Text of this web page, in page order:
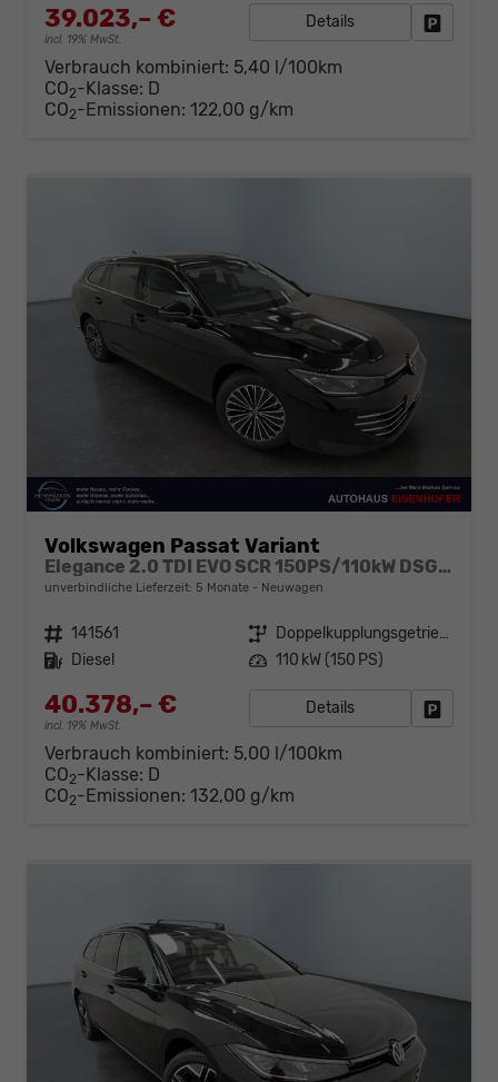
39.023,– €
incl. 19% MwSt.
Details
Verbrauch kombiniert: 5,40 l/100km
CO2-Klasse: D
CO2-Emissionen: 122,00 g/km
Volkswagen Passat Variant
Elegance 2.0 TDI EVO SCR 150PS/110kW DSG7 2026
unverbindliche Lieferzeit: 5 Monate Neuwagen
Fahrzeugnr. 141561 Getriebe
Doppelkupplungsgetriebe (DSG)
Kraftstoff Diesel Leistung 110 kW (150 PS)
40.378,– €
incl. 19% MwSt.
Details
Verbrauch kombiniert: 5,00 l/100km
CO2-Klasse: D
CO2-Emissionen: 132,00 g/km